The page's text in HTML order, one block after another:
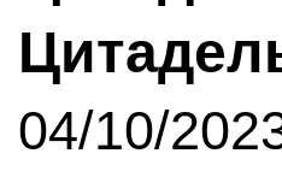
04/10/